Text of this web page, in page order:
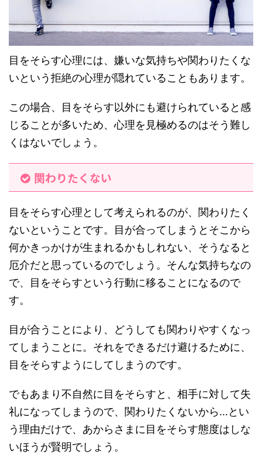
目をそらす心理には、嫌いな気持ちや関わりたくな
いという拒絶の心理が隠れていることもあります。
この場合、目をそらす以外にも避けられていると感
じることが多いため、心理を見極めるのはそう難し
くはないでしょう。
関わりたくない
目をそらす心理として考えられるのが、関わりたく
ないということです。目が合ってしまうとそこから
何かきっかけが生まれるかもしれない、そうなると
厄介だと思っているのでしょう。そんな気持ちなの
で、目をそらすという行動に移ることになるので
す。
目が合うことにより、どうしても関わりやすくなっ
てしまうことに。それをできるだけ避けるために、
目をそらすようにしてしまうのです。
でもあまり不自然に目をそらすと、相手に対して失
礼になってしまうので、関わりたくないから…とい
う理由だけで、あからさまに目をそらす態度はしな
いほうが賢明でしょう。